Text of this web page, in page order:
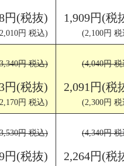
円(税抜)
円 税込)
1,909円(税
(2,100円
円 税込)
円(税抜)
円 税込)
(4,040円
2,091円(税
(2,300円
円 税込)
円(税抜)
(4,340円
2,264円(税